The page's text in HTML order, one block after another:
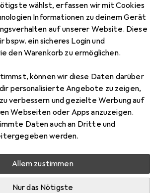
wählst, erfassen wir mit Cookies
Informationen zu deinem Gerät
auf unserer Website. Diese
bspw. ein sicheres Login und
den Warenkorb zu ermöglichen.
können wir diese Daten darüber
personalisierte Angebote zu zeigen,
verbessern und gezielte Werbung auf
Webseiten oder Apps anzuzeigen.
Daten auch an Dritte und
werden.
Allem zustimmen
Nur das Nötigste
EUR
680,39
Kraftwerk
Mobilio 7
Kraftwerk Mobilio 7
Zubehör zum Produkt
aus der Kategorie Zubehör